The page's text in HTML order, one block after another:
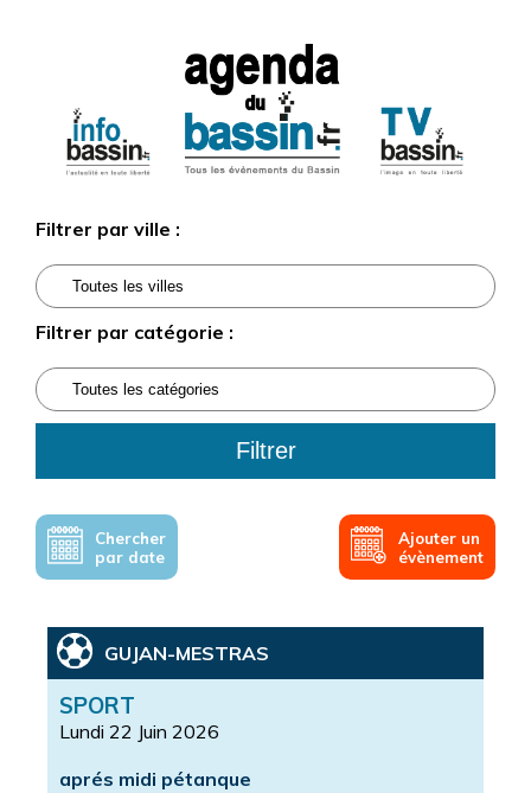
Filtrer par ville :
Filtrer par catégorie :
Chercher
par date
Ajouter un
évènement
GUJAN-MESTRAS
SPORT
Lundi 22 Juin 2026
aprés midi pétanque